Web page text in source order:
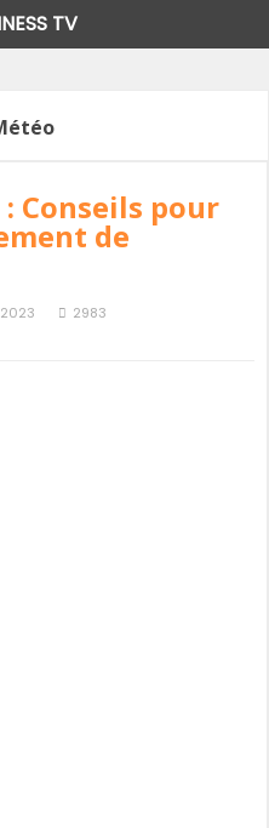
Agro Météo
Conseils pour
de
2983